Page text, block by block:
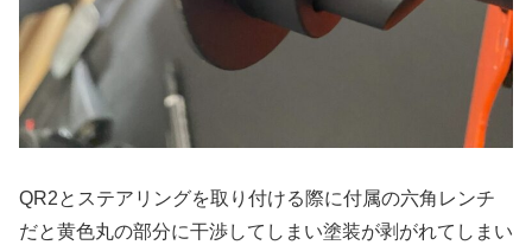
QR2とステアリングを取り付ける際に付属の六角レンチ
だと黄色丸の部分に干渉してしまい塗装が剥がれてしまい